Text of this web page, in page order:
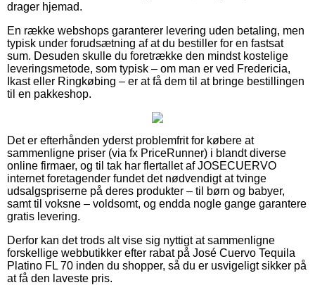
drager hjemad.
En række webshops garanterer levering uden betaling, men
typisk under forudsætning af at du bestiller for en fastsat
sum. Desuden skulle du foretrække den mindst kostelige
leveringsmetode, som typisk – om man er ved Fredericia,
Ikast eller Ringkøbing – er at få dem til at bringe bestillingen
til en pakkeshop.
Det er efterhånden yderst problemfrit for købere at
sammenligne priser (via fx PriceRunner) i blandt diverse
online firmaer, og til tak har flertallet af JOSECUERVO
internet foretagender fundet det nødvendigt at tvinge
udsalgspriserne på deres produkter – til børn og babyer,
samt til voksne – voldsomt, og endda nogle gange garantere
gratis levering.
Derfor kan det trods alt vise sig nyttigt at sammenligne
forskellige webbutikker efter rabat på José Cuervo Tequila
Platino FL 70 inden du shopper, så du er usvigeligt sikker på
at få den laveste pris.